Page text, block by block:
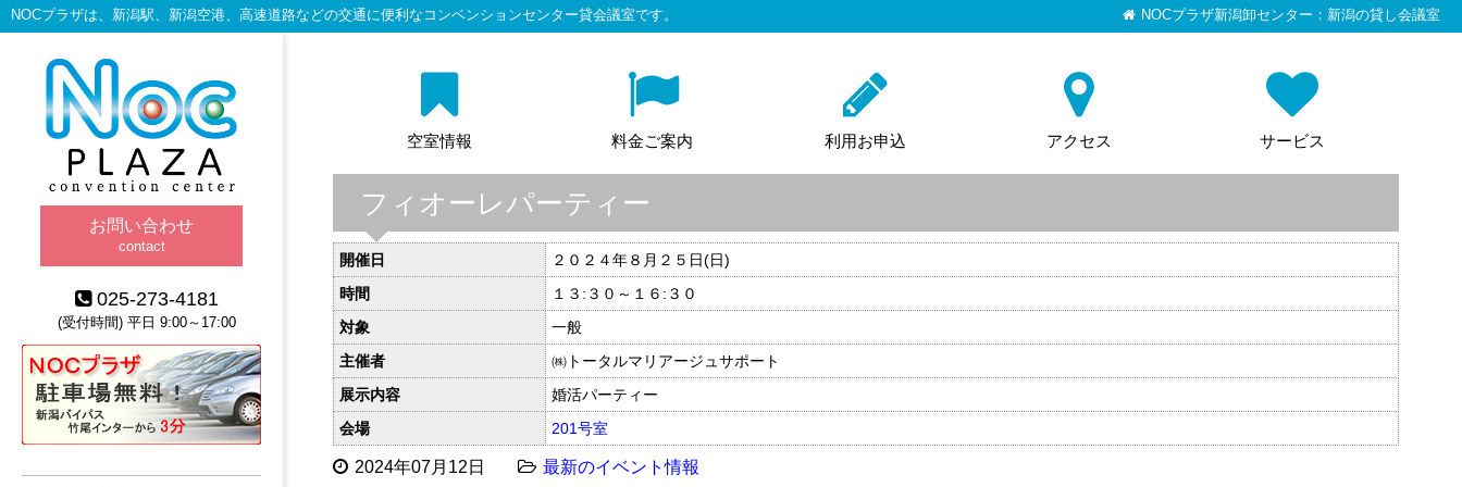
NOCプラザは、新潟駅、新潟空港、高速道路などの交通に便利なコンベンションセンター貸会議室です。 NOCプラザ新潟卸センター：新潟の貸し会議室
空室情報 料金ご案内 利用お申込 アクセス サービス
フィオーレパーティー
開催日
２０２４年８月２５日(日)
時間
１３:３０～１６:３０
対象
一般
主催者
㈱トータルマリアージュサポート
展示内容
婚活パーティー
会場
201号室
2024年07月12日 最新のイベント情報
お問い合わせ
contact
025-273-4181
(受付時間) 平日 9:00～17:00